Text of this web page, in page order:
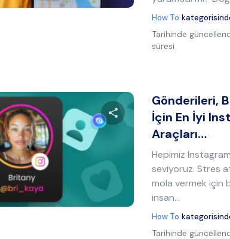
How To
Tarihinde
süresi
Bu makaleyi paylaş
Twitter Facebook
Gönderileri,
İçin En İyi
Araçları…
Hepimiz
seviyoruz. Stres
mola vermek için
insan…
How To
Tarihinde